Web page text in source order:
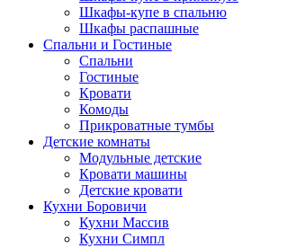
Шкафы-купе в спальню
Шкафы распашные
Спальни и Гостиные
Спальни
Гостиные
Кровати
Комоды
Прикроватные тумбы
Детские комнаты
Модульные детские
Кровати машины
Детские кровати
Кухни Боровичи
Кухни Массив
Кухни Симпл